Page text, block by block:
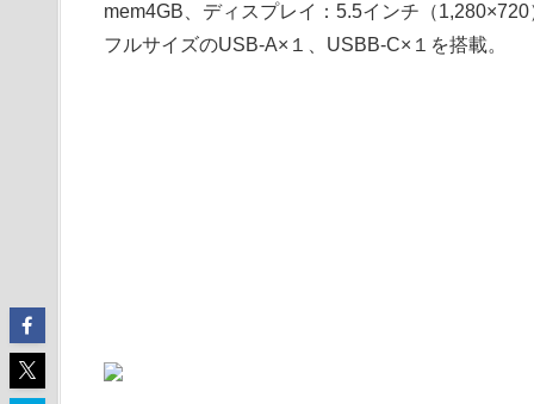
mem4GB、ディスプレイ：5.5インチ（
フルサイズのUSB-A×１、USBB-C×１を搭載。